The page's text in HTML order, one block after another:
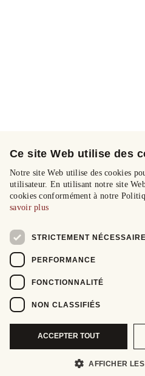
Ce site Web utilise des
Notre site Web utilise des cookies
utilisateur. En utilisant notre site
cookies conformément à notre
savoir plus
STRICTEMENT
PERFORMANCE
FONCTIONNALITÉ
NON CLASSIFIÉS
ACCEPTER TOUT
AFFICHER